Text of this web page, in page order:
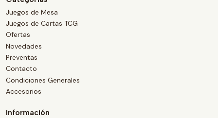
Juegos de Mesa
Juegos de Cartas TCG
Ofertas
Novedades
Preventas
Contacto
Condiciones Generales
Accesorios
Información